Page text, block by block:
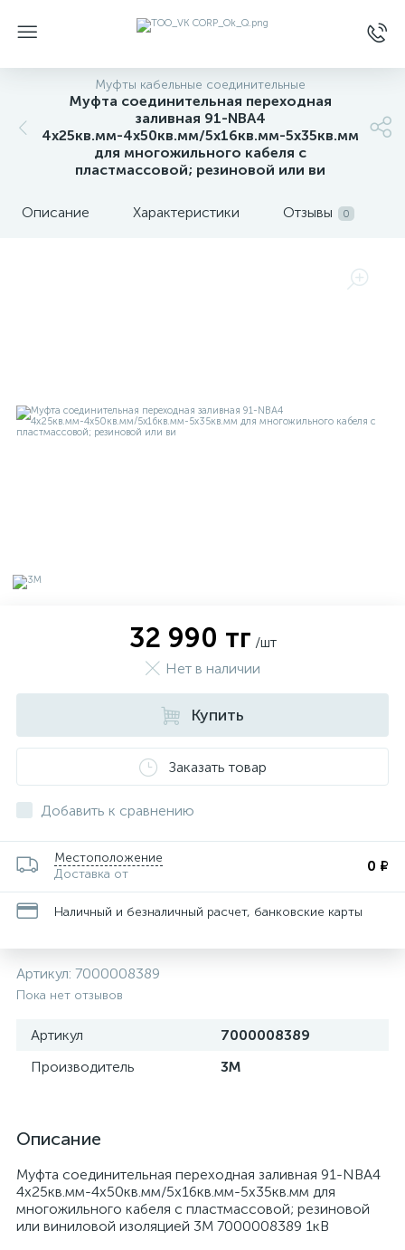
Муфты кабельные соединительные
Муфта соединительная переходная
заливная 91-NBA4
4х25кв.мм-4х50кв.мм/5х16кв.мм-5х35кв.мм
для многожильного кабеля с
пластмассовой; резиновой или ви
Описание Характеристики Отзывы 0
32 990 тг /шт
Нет в наличии
Купить
Заказать товар
Добавить к сравнению
Местоположение
Доставка от
0 ₽
Наличный и безналичный расчет, банковские карты
Артикул: 7000008389
Пока нет отзывов
Артикул
7000008389
Производитель
3М
Описание
Муфта соединительная переходная заливная 91-NBA4
4х25кв.мм-4х50кв.мм/5х16кв.мм-5х35кв.мм для
многожильного кабеля с пластмассовой; резиновой
или виниловой изоляцией 3М 7000008389 1кВ